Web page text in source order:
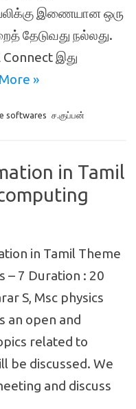
இணையான ஒரு
தேடுவது நல்லது.
Connect இது
»
softwares ச.குப்பன்
in Tamil
in Tamil Theme
– 7 Duration : 20
S, Msc physics
an open and
related to
be discussed. We
and discuss